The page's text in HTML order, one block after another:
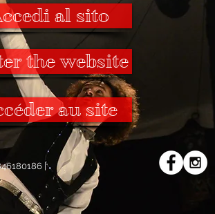
al sito
the website
au site
|